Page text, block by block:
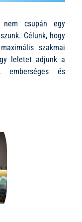
nem csupán egy
Célunk, hogy
szakmai
leletet adjunk a
emberséges és